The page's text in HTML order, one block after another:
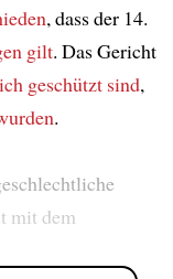
, dass der 14.
gilt. Das Gericht
geschützt sind,
.
mit dem